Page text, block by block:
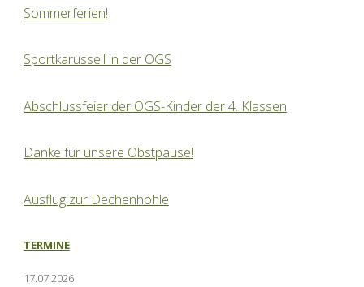
Sommerferien!
Sportkarussell in der OGS
Abschlussfeier der OGS-Kinder der 4. Klassen
Danke für unsere Obstpause!
Ausflug zur Dechenhöhle
TERMINE
17.07.2026